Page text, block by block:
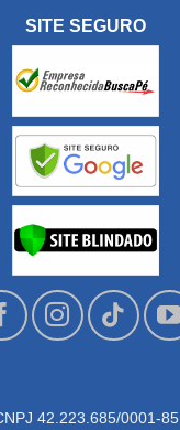
SITE SEGURO
42.223.685/0001-85